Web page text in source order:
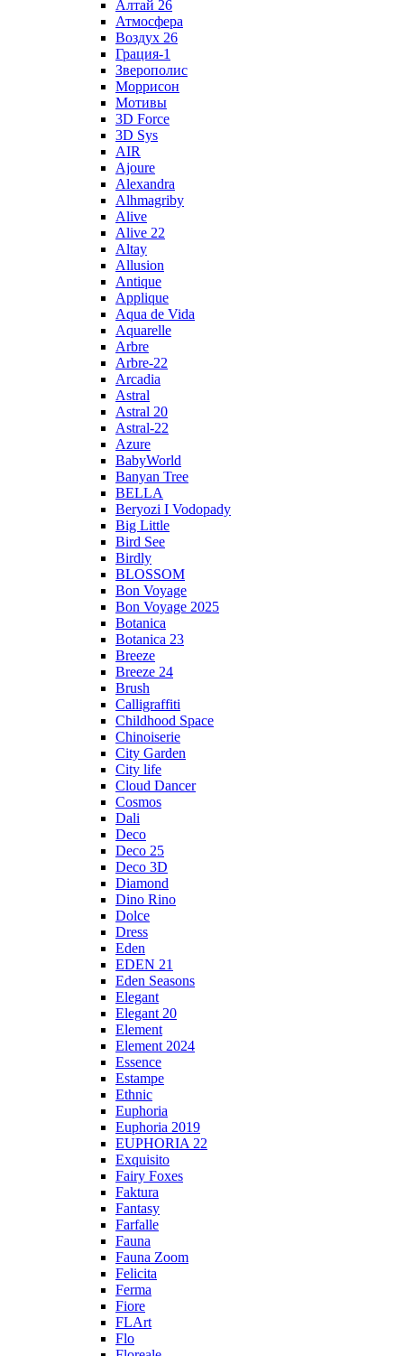
Алтай 26
Атмосфера
Воздух 26
Грация-1
Зверополис
Моррисон
Мотивы
3D Force
3D Sys
AIR
Ajoure
Alexandra
Alhmagriby
Alive
Alive 22
Altay
Allusion
Antique
Applique
Aqua de Vida
Aquarelle
Arbre
Arbre-22
Arcadia
Astral
Astral 20
Astral-22
Azure
BabyWorld
Banyan Tree
BELLA
Beryozi I Vodopady
Big Little
Bird See
Birdly
BLOSSOM
Bon Voyage
Bon Voyage 2025
Botanica
Botanica 23
Breeze
Breeze 24
Brush
Calligraffiti
Childhood Space
Chinoiserie
City Garden
City life
Cloud Dancer
Cosmos
Dali
Deco
Deco 25
Deco 3D
Diamond
Dino Rino
Dolce
Dress
Eden
EDEN 21
Eden Seasons
Elegant
Elegant 20
Element
Element 2024
Essence
Estampe
Ethnic
Euphoria
Euphoria 2019
EUPHORIA 22
Exquisito
Fairy Foxes
Faktura
Fantasy
Farfalle
Fauna
Fauna Zoom
Felicita
Ferma
Fiore
FLArt
Flo